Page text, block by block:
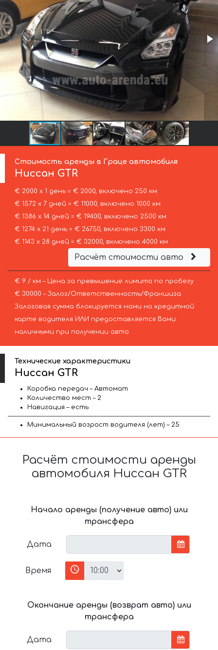
Стоимость аренды в Граце автомобиля
Ниссан GTR
€ 2000 х 1 день = € 2000, включено 250 км
€ 1572 х 7 дней = € 11000, включено 1000 км
€ 1386 х 14 дней = € 19400, включено 2500 км
€ 1274 х 21 день = € 26750, включено 3300 км
€ 1143 х 28 дней = € 32000, включено 4000 км
Расчёт стоимости авто
€ 9 / км – Цена за превышение лимита по пробегу
€ 30000 – Залог/Ответственность/Франшиза.
Залоговая сумма блокируется нами на кредитной
карте водителя ИЛИ предоставляется Вами
наличными при получении авто.
Технические характеристики
Ниссан GTR
Коробка передач – Автомат
Количество мест – 2
Навигация – есть
Минимальный возраст водителя (лет) – 25
Расчёт стоимости аренды
автомобиля Ниссан GTR
Начало аренды (получение авто) или
трансфера
Дата
Время
Окончание аренды (возврат авто) или
трансфера
Дата